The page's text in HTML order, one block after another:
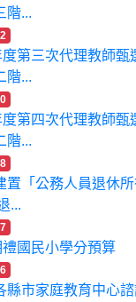
階...
第三次代理教師甄
階...
第四次代理教師甄
階...
置「公務人員退休
...
國民小學分預算
縣市家庭教育中心